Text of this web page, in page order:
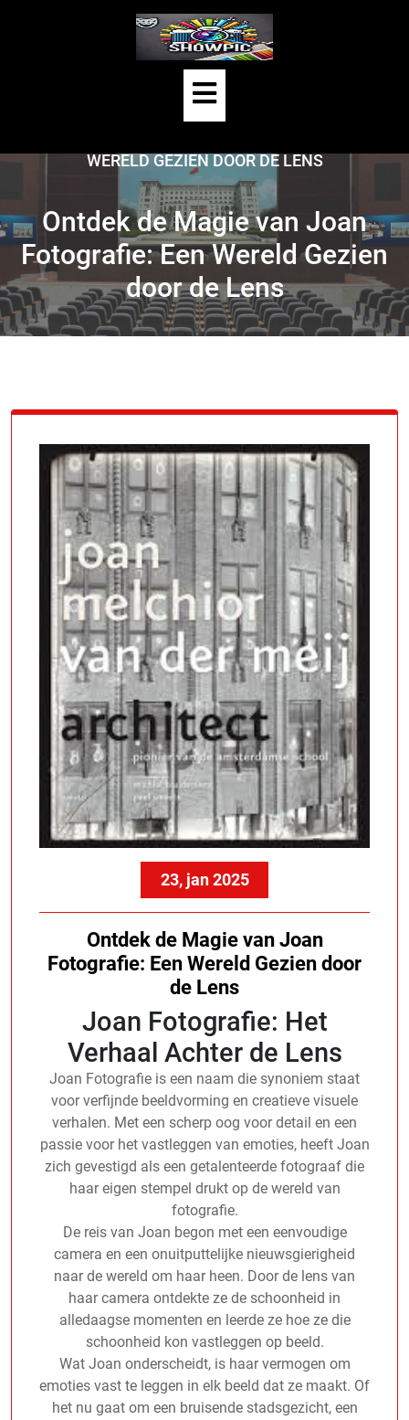
Open
Button
WERELD GEZIEN DOOR DE LENS
Ontdek de Magie van Joan
Fotografie: Een Wereld Gezien
door de Lens
23, jan 2025
Ontdek de Magie van Joan
Fotografie: Een Wereld Gezien door
de Lens
Joan Fotografie: Het
Verhaal Achter de Lens
Joan Fotografie is een naam die synoniem staat
voor verfijnde beeldvorming en creatieve visuele
verhalen. Met een scherp oog voor detail en een
passie voor het vastleggen van emoties, heeft Joan
zich gevestigd als een getalenteerde fotograaf die
haar eigen stempel drukt op de wereld van
fotografie.
De reis van Joan begon met een eenvoudige
camera en een onuitputtelijke nieuwsgierigheid
naar de wereld om haar heen. Door de lens van
haar camera ontdekte ze de schoonheid in
alledaagse momenten en leerde ze hoe ze die
schoonheid kon vastleggen op beeld.
Wat Joan onderscheidt, is haar vermogen om
emoties vast te leggen in elk beeld dat ze maakt. Of
het nu gaat om een bruisende stadsgezicht, een